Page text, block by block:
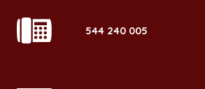
544 240 005